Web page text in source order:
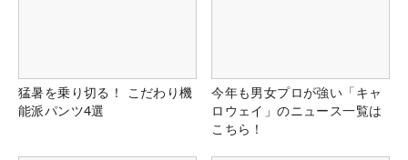
猛暑を乗り切る！ こだわり機
能派パンツ4選
今年も男女プロが強い「キャ
ロウェイ」のニュース一覧は
こちら！